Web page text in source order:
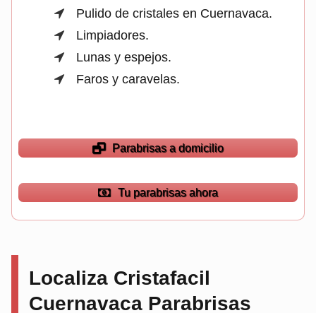
Pulido de cristales en Cuernavaca.
Limpiadores.
Lunas y espejos.
Faros y caravelas.
Parabrisas a domicilio
Tu parabrisas ahora
Localiza Cristafacil
Cuernavaca Parabrisas